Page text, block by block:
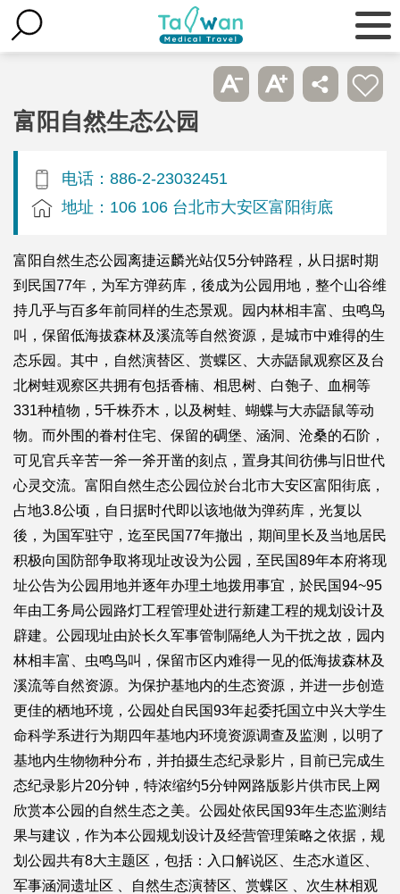
富阳自然生态公园
电话：886-2-23032451
地址：106 106 台北市大安区富阳街底
富阳自然生态公园离捷运麟光站仅5分钟路程，从日据时期
到民国77年，为军方弹药库，後成为公园用地，整个山谷维
持几乎与百多年前同样的生态景观。园内林相丰富、虫鸣鸟
叫，保留低海拔森林及溪流等自然资源，是城市中难得的生
态乐园。其中，自然演替区、赏蝶区、大赤鼯鼠观察区及台
北树蛙观察区共拥有包括香楠、相思树、白匏子、血桐等
331种植物，5千株乔木，以及树蛙、蝴蝶与大赤鼯鼠等动
物。而外围的眷村住宅、保留的碉堡、涵洞、沧桑的石阶，
可见官兵辛苦一斧一斧开凿的刻点，置身其间彷佛与旧世代
心灵交流。富阳自然生态公园位於台北市大安区富阳街底，
占地3.8公顷，自日据时代即以该地做为弹药库，光复以
後，为国军驻守，迄至民国77年撤出，期间里长及当地居民
积极向国防部争取将现址改设为公园，至民国89年本府将现
址公告为公园用地并逐年办理土地拨用事宜，於民国94~95
年由工务局公园路灯工程管理处进行新建工程的规划设计及
辟建。公园现址由於长久军事管制隔绝人为干扰之故，园内
林相丰富、虫鸣鸟叫，保留市区内难得一见的低海拔森林及
溪流等自然资源。为保护基地内的生态资源，并进一步创造
更佳的栖地环境，公园处自民国93年起委托国立中兴大学生
命科学系进行为期四年基地内环境资源调查及监测，以明了
基地内生物物种分布，并拍摄生态纪录影片，目前已完成生
态纪录影片20分钟，特浓缩约5分钟网路版影片供市民上网
欣赏本公园的自然生态之美。公园处依民国93年生态监测结
果与建议，作为本公园规划设计及经营管理策略之依据，规
划公园共有8大主题区，包括：入口解说区、生态水道区、
军事涵洞遗址区 、自然生态演替区、赏蝶区 、次生林相观